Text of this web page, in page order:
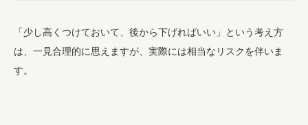
「少し高くつけておいて、後から下げればいい」という考え方
は、一見合理的に思えますが、実際には相当なリスクを伴いま
す。